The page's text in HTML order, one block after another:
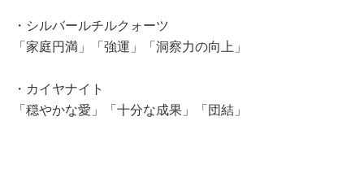
・シルバールチルクォーツ
「家庭円満」「強運」「洞察力の向上」
・カイヤナイト
「穏やかな愛」「十分な成果」「団結」